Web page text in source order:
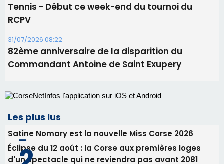
Les plus lus
Satine Nomary est la nouvelle Miss Corse 2026
Éclipse du 12 août : la Corse aux premières loges
d'un spectacle qui ne reviendra pas avant 2081
consommation en recul dans les restaurants
face à une nouvelle escroquerie au faux vendeur de
vin
Deux jeunes Ajacciens sur la voie de la médecine
militaire